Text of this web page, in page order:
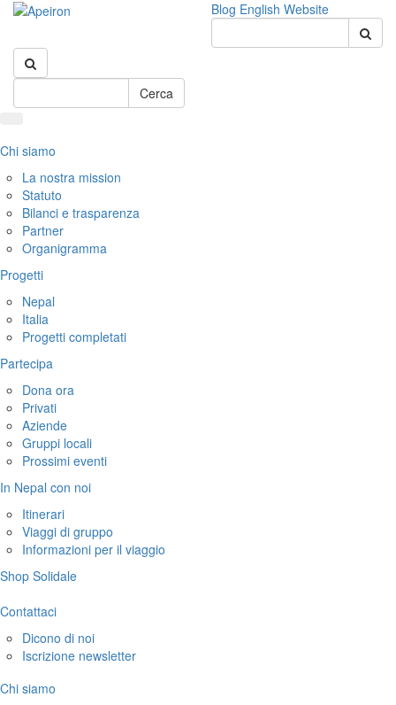
Blog English Website
Cerca
Chi siamo
La nostra mission
Statuto
Bilanci e trasparenza
Partner
Organigramma
Progetti
Nepal
Italia
Progetti completati
Partecipa
Dona ora
Privati
Aziende
Gruppi locali
Prossimi eventi
In Nepal con noi
Itinerari
Viaggi di gruppo
Informazioni per il viaggio
Shop Solidale
Contattaci
Dicono di noi
Iscrizione newsletter
Chi siamo